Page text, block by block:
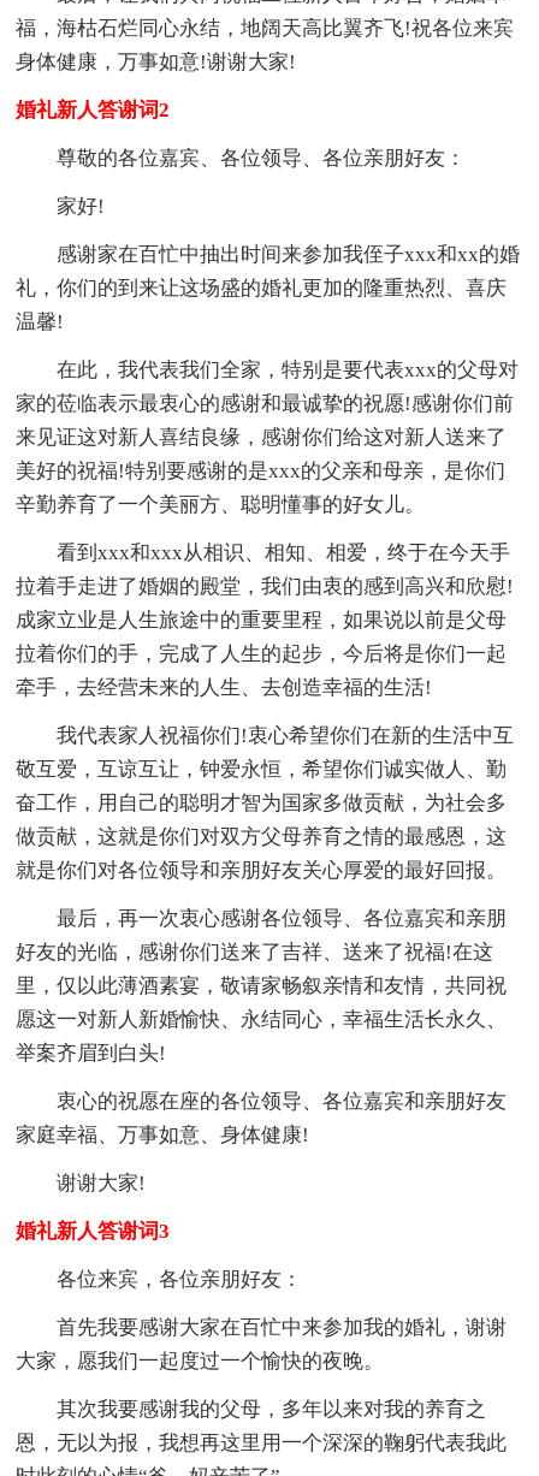
福，海枯石烂同心永结，地阔天高比翼齐飞!祝各位来宾
身体健康，万事如意!谢谢大家!
婚礼新人答谢词2
尊敬的各位嘉宾、各位领导、各位亲朋好友：
家好!
感谢家在百忙中抽出时间来参加我侄子xxx和xx的婚
礼，你们的到来让这场盛的婚礼更加的隆重热烈、喜庆
温馨!
在此，我代表我们全家，特别是要代表xxx的父母对
家的莅临表示最衷心的感谢和最诚挚的祝愿!感谢你们前
来见证这对新人喜结良缘，感谢你们给这对新人送来了
美好的祝福!特别要感谢的是xxx的父亲和母亲，是你们
辛勤养育了一个美丽方、聪明懂事的好女儿。
看到xxx和xxx从相识、相知、相爱，终于在今天手
拉着手走进了婚姻的殿堂，我们由衷的感到高兴和欣慰!
成家立业是人生旅途中的重要里程，如果说以前是父母
拉着你们的手，完成了人生的起步，今后将是你们一起
牵手，去经营未来的人生、去创造幸福的生活!
我代表家人祝福你们!衷心希望你们在新的生活中互
敬互爱，互谅互让，钟爱永恒，希望你们诚实做人、勤
奋工作，用自己的聪明才智为国家多做贡献，为社会多
做贡献，这就是你们对双方父母养育之情的最感恩，这
就是你们对各位领导和亲朋好友关心厚爱的最好回报。
最后，再一次衷心感谢各位领导、各位嘉宾和亲朋
好友的光临，感谢你们送来了吉祥、送来了祝福!在这
里，仅以此薄酒素宴，敬请家畅叙亲情和友情，共同祝
愿这一对新人新婚愉快、永结同心，幸福生活长永久、
举案齐眉到白头!
衷心的祝愿在座的各位领导、各位嘉宾和亲朋好友
家庭幸福、万事如意、身体健康!
谢谢大家!
婚礼新人答谢词3
各位来宾，各位亲朋好友：
首先我要感谢大家在百忙中来参加我的婚礼，谢谢
大家，愿我们一起度过一个愉快的夜晚。
其次我要感谢我的父母，多年以来对我的养育之
恩，无以为报，我想再这里用一个深深的鞠躬代表我此